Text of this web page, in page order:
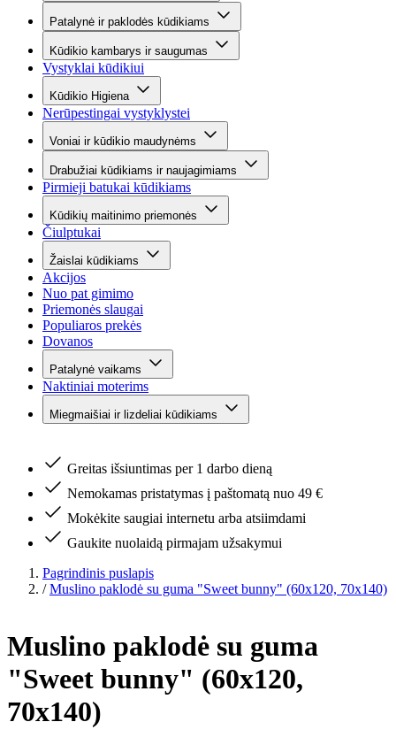
Patalynė ir paklodės kūdikiams
Kūdikio kambarys ir saugumas
Vystyklai kūdikiui
Kūdikio Higiena
Nerūpestingai vystyklystei
Voniai ir kūdikio maudynėms
Drabužiai kūdikiams ir naujagimiams
Pirmieji batukai kūdikiams
Kūdikių maitinimo priemonės
Čiulptukai
Žaislai kūdikiams
Akcijos
Nuo pat gimimo
Priemonės slaugai
Populiaros prekės
Dovanos
Patalynė vaikams
Naktiniai moterims
Miegmaišiai ir lizdeliai kūdikiams
Greitas išsiuntimas per 1 darbo dieną
Nemokamas pristatymas į paštomatą nuo 49 €
Mokėkite saugiai internetu arba atsiimdami
Gaukite nuolaidą pirmajam užsakymui
Pagrindinis puslapis
/ Muslino paklodė su guma "Sweet bunny" (60x120, 70x140)
Muslino paklodė su guma
"Sweet bunny" (60x120,
70x140)